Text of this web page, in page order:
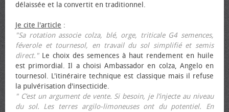
délaissée et la convertit en traditionnel.
Je cite l'article :
"Sa rotation associe colza, blé, orge, triticale G4 semences,
féverole et tournesol, en travail du sol simplifié et semis
direct."Le choix des semences à haut rendement en huile
est primordial. Il a choisi Ambassador en colza, Angelo en
tournesol. L'itinéraire technique est classique mais il refuse
la pulvérisation d'insecticide.
" C’est un argument de vente. Si besoin, je l’injecte au niveau
du sol. Les terres argilo-limoneuses ont du potentiel. En